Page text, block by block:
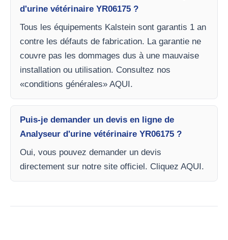
d'urine vétérinaire YR06175 ?
Tous les équipements Kalstein sont garantis 1 an
contre les défauts de fabrication. La garantie ne
couvre pas les dommages dus à une mauvaise
installation ou utilisation. Consultez nos
«conditions générales» AQUI.
Puis-je demander un devis en ligne de
Analyseur d'urine vétérinaire YR06175 ?
Oui, vous pouvez demander un devis
directement sur notre site officiel. Cliquez AQUI.